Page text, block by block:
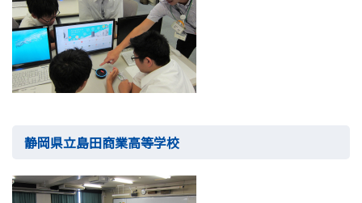
静岡県立島田商業高等学校